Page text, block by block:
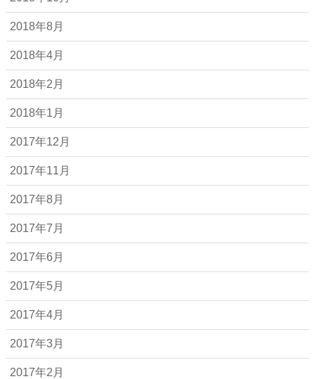
2018年8月
2018年4月
2018年2月
2018年1月
2017年12月
2017年11月
2017年8月
2017年7月
2017年6月
2017年5月
2017年4月
2017年3月
2017年2月